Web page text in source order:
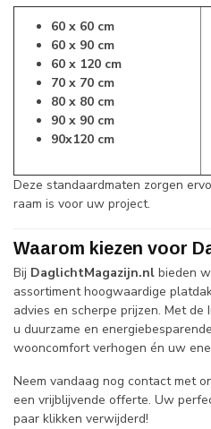
60 x 60 cm
60 x 90 cm
60 x 120 cm
70 x 70 cm
80 x 80 cm
90 x 90 cm
90x120 cm
Deze standaardmaten zorgen
raam is voor uw project.
Waarom kiezen voor
Bij DaglichtMagazijn.nl bieden
assortiment hoogwaardige
advies en scherpe prijzen. Met de
u duurzame en
wooncomfort verhogen én uw
Neem vandaag nog contact met
een vrijblijvende offerte. Uw
paar klikken verwijderd!